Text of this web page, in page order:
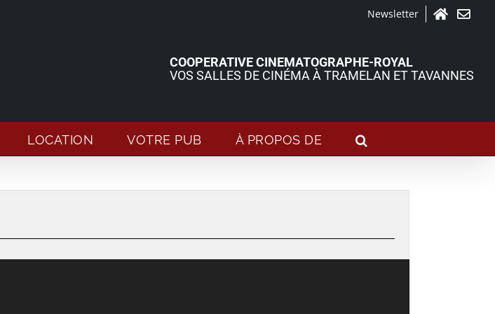
Newsletter
COOPERATIVE CINEMATOGRAPHE-ROYAL
VOS SALLES DE CINÉMA À TRAMELAN ET TAVANNES
LOCATION VOTRE PUB À PROPOS DE